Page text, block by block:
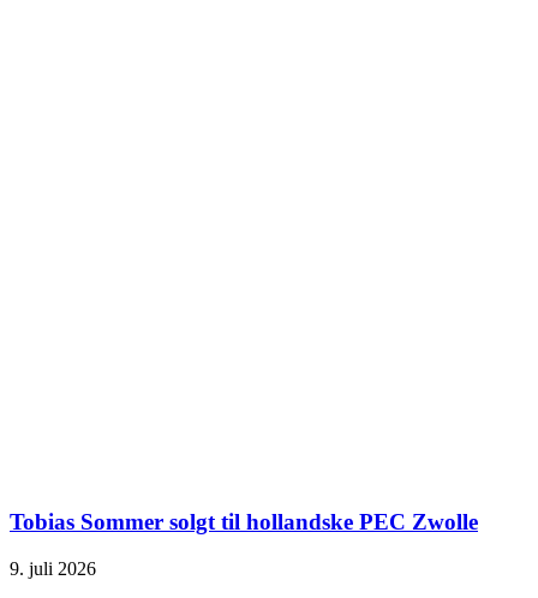
Tobias Sommer solgt til hollandske PEC Zwolle
9. juli 2026